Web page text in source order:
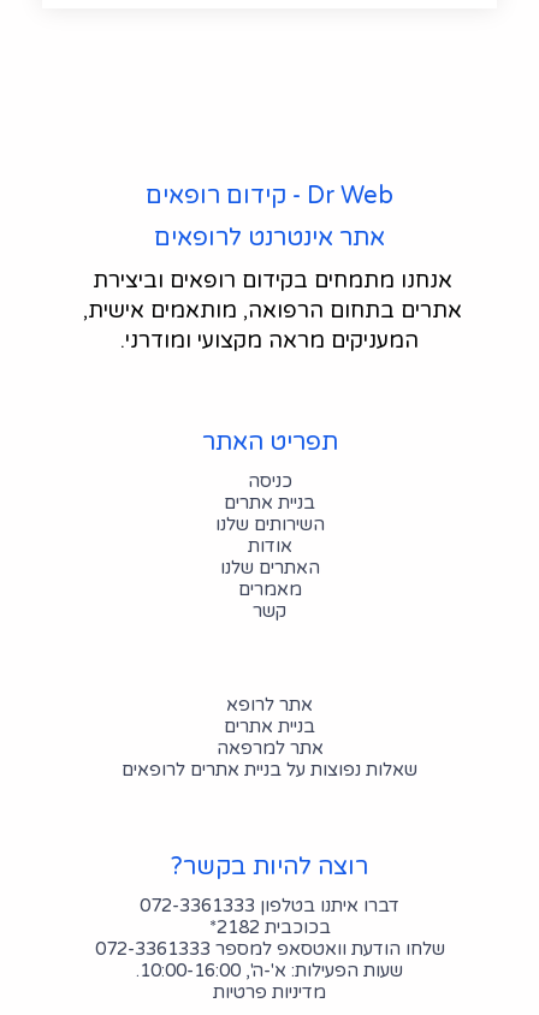
Dr Web - קידום רופאים
אתר אינטרנט לרופאים
המעניקים מראה מקצועי ומודרני.
תפריט האתר
כניסה
בניית אתרים
השירותים שלנו
אודות
האתרים שלנו
מאמרים
קשר
אתר לרופא
בניית אתרים
אתר למרפאה
שאלות נפוצות על בניית אתרים לרופאים
רוצה להיות בקשר?
דברו איתנו בטלפון 072-3361333
בכוכבית 2182*
שלחו הודעת וואטסאפ למספר 072-3361333
שעות הפעילות: א'-ה', 10:00-16:00.
מדיניות פרטיות